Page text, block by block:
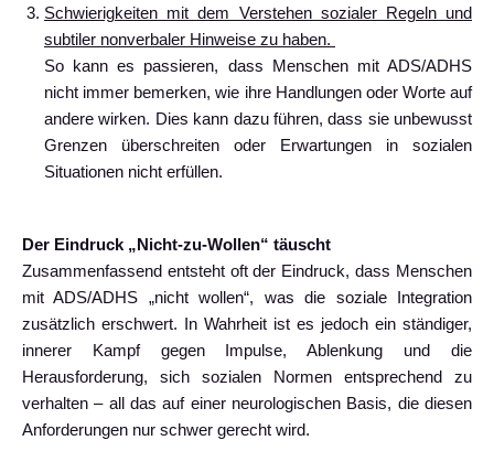
Schwierigkeiten mit dem Verstehen sozialer Regeln und
subtiler nonverbaler Hinweise zu haben.
So kann es passieren, dass Menschen mit ADS/ADHS
nicht immer bemerken, wie ihre Handlungen oder Worte auf
andere wirken. Dies kann dazu führen, dass sie unbewusst
Grenzen überschreiten oder Erwartungen in sozialen
Situationen nicht erfüllen.
Der Eindruck „Nicht-zu-Wollen“ täuscht
Zusammenfassend entsteht oft der Eindruck, dass Menschen
mit ADS/ADHS „nicht wollen“, was die soziale Integration
zusätzlich erschwert. In Wahrheit ist es jedoch ein ständiger,
innerer Kampf gegen Impulse, Ablenkung und die
Herausforderung, sich sozialen Normen entsprechend zu
verhalten – all das auf einer neurologischen Basis, die diesen
Anforderungen nur schwer gerecht wird.